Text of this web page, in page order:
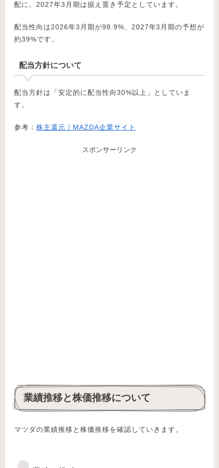
配に。2027年3月期は据え置き予定としています。
配当性向は2026年3月期が98.9%、2027年3月期の予想が
約39%です。
配当方針について
配当方針は「安定的に配当性向30%以上」としていま
す。
参考： 株主還元｜MAZDA企業サイト
スポンサーリンク
業績推移と株価推移について
マツダの業績推移と株価推移を確認していきます。